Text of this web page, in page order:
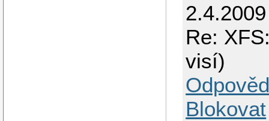
Re:
visí)
Blokovat